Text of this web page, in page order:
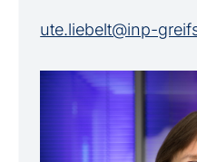
ute.liebelt@inp-